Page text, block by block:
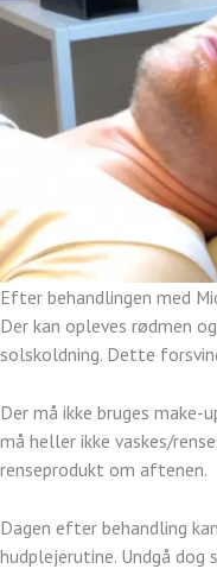
Efter behandlingen med
Der kan opleves rødmen
solskoldning. Dette
Der må ikke bruges
må heller ikke vaskes/
renseprodukt om aftenen.
Dagen efter behandling
hudplejerutine. Undgå dog